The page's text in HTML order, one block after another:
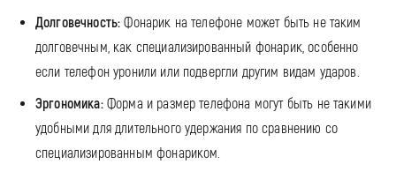
Долговечность: Фонарик на телефоне может быть не таким
долговечным, как специализированный фонарик, особенно
если телефон уронили или подвергли другим видам ударов.
Эргономика:Форма и размер телефона могут быть не такими
удобными для длительного удержания по сравнению со
специализированным фонариком.